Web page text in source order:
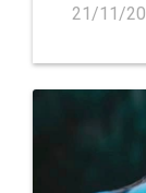
21/11/